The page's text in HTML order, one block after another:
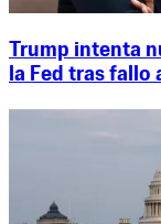
Trump intenta
la Fed tras fallo